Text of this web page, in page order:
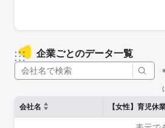
企業ごとのデータ一覧
会社名
【女性】育児休